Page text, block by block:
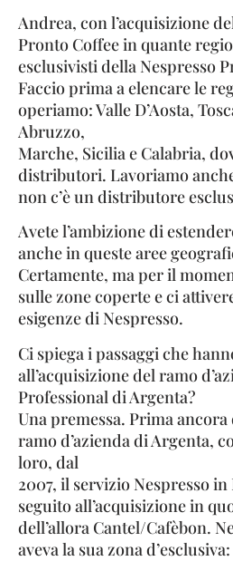
Andrea, con l’acquisizione
Pronto Coffee in quante
esclusivisti della Nespresso
Faccio prima a elencare le
operiamo: Valle D’Aosta,
Abruzzo,
Marche, Sicilia e Calabria,
distributori. Lavoriamo
non c’è un distributore
Avete l’ambizione di
anche in queste aree
Certamente, ma per il
sulle zone coperte e ci
esigenze di Nespresso.
Ci spiega i passaggi che
all’acquisizione del ramo
Professional di Argenta?
Una premessa. Prima ancora
ramo d’azienda di Argenta,
loro, dal
2007, il servizio Nespresso
seguito all’acquisizione in
dell’allora Cantel/Cafèbon.
aveva la sua zona